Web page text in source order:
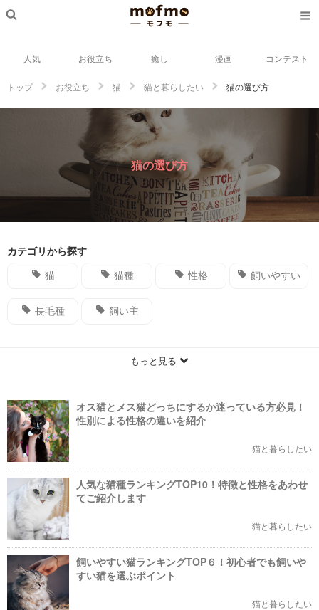
人気 お役立ち 癒し 漫画 コンテスト
トップ お役立ち 猫 猫と暮らしたい 猫の選び方
猫の選び方
カテゴリから探す
猫
猫種 性格 飼いやすい
長毛種 飼い主
もっと見る
オス猫とメス猫どっちにするか迷っている方必見！
性別による性格の違いを紹介
猫と暮らしたい
人気な猫種ランキングTOP10！特徴と性格をあわせ
てご紹介します
猫と暮らしたい
飼いやすい猫ランキングTOP６！初心者でも飼いや
すい猫を選ぶポイント
猫と暮らしたい